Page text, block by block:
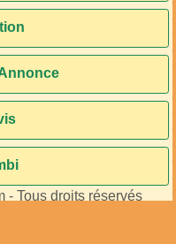
- Tous droits réservés